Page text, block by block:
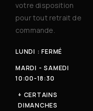
votre disposition
pour tout retrait de
commande.
LUNDI : FERMÉ
MARDI - SAMEDI
10:00-18:30
+ CERTAINS
DIMANCHES